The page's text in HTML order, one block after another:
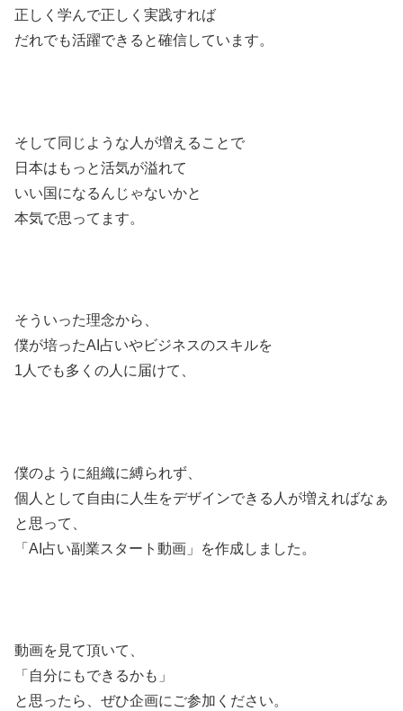
正しく学んで正しく実践すれば
だれでも活躍できると確信しています。
そして同じような人が増えることで
日本はもっと活気が溢れて
いい国になるんじゃないかと
本気で思ってます。
そういった理念から、
僕が培ったAI占いやビジネスのスキルを
1人でも多くの人に届けて、
僕のように組織に縛られず、
個人として自由に人生をデザインできる人が増えればなぁ
と思って、
「AI占い副業スタート動画」を作成しました。
動画を見て頂いて、
「自分にもできるかも」
と思ったら、ぜひ企画にご参加ください。